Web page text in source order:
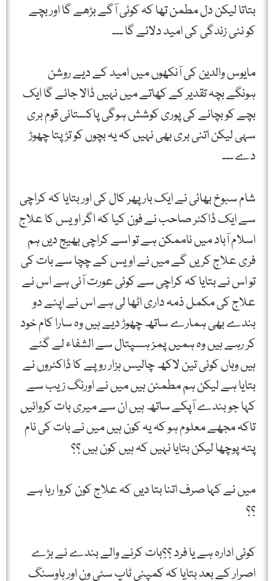
بتاتا لیکن دل مطمن تھا کہ کوئی آگے بڑھے گا اور بچے
کو نئی زندگی کی امید دلائے گا ۔۔۔
مایوس والدین کی آنکھوں میں امید کے دیے روشن
ہونگے بچہ تقدیر کے کھاتے میں نہیں ڈالا جائے گا ایک
بچے کو بچانے کی پوری کوشش ہوگی پاکستانی قوم بری
سہی لیکن اتنی بری بھی نہیں کہ یہ بچوں کو تڑپتا چھوڑ
دے ۔۔۔
شام سبوخ بھائی نے ایک بار پھر کال کی اور بتایا کہ کراچی
سے ایک ڈاکٹر صاحب نے فون کیا کہ اگر اویس کا علاج
اسلام آباد میں ناممکن ہے تو اسے کراچی بھیج دیں ہم
فری علاج کریں گے میں نے اویس کے چچا سے بات کی
تو اس نے بتایا کہ کراچی سے کوئی عورت آئی ہے اس نے
علاج کی مکمل ذمہ داری اٹھا لی ہے اس نے اپنے دو
بندے بھی ہمارے ساتھ چھوڑ دیے ہیں وہ سارا کام خود
کر رہے ہیں وہ ہمیں پمز ہسپتال سے الشفاء لے گئے
ہیں وہاں کوئی تین لاکھ چالیس ہزار روپے کا ڈاکٹروں نے
بتایا ہے لیکن ہم مطمئن ہیں میں نے اورنگ زیب سے
کہا جو بندے آپکے ساتھ ہیں ان سے میری بات کروائیں
تاکہ مجھے معلوم ہو کہ یہ کون ہیں میں نے بات کی نام
پتہ پوچھا لیکن بتایا نہیں کہ ہیں کون ہیں ؟؟
میں نے کہا صرف اتنا بتا دیں کہ علاج کون کروا رہا ہے
؟؟
کوئی ادارہ ہے یا فرد ؟؟بات کرنے والے بندے نے بڑے
اصرار کے بعد بتایا کہ کمپنی ٹاپ سٹی ون اور ہاوسنگ